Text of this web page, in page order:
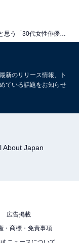
新のリリース情報、ト
ている話題をお知らせ
About Japan
広告掲載
・商標・免責事項